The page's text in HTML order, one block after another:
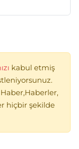
kabul etmiş
hiçbir şekilde